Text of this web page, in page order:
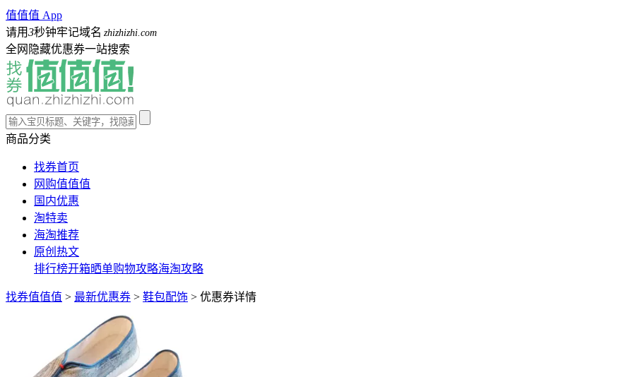
值值值 App
请用3秒钟牢记域名 zhizhizhi.com
全网隐藏优惠券一站搜索
商品分类
找券首页
网购值值值
国内优惠
淘特卖
海淘推荐
原创热文
排行榜开箱晒单购物攻略海淘攻略
找券值值值 > 最新优惠券 > 鞋包配饰 > 优惠券详情